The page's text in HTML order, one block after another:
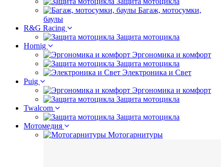
Багаж, мотосумки,
баулы
R&G Racing
Защита мотоцикла
Hornig
Эргономика и комфорт
Защита мотоцикла
Электроника и Свет
Puig
Эргономика и комфорт
Защита мотоцикла
Twalcom
Защита мотоцикла
Мотомедия
Мотогарнитуры